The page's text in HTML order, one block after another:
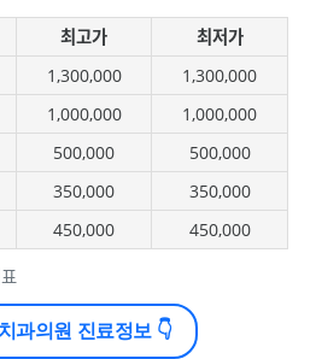
최고가
최저가
1,300,000
1,300,000
1,000,000
1,000,000
500,000
500,000
350,000
350,000
450,000 450,000
과의원 진료정보 👇